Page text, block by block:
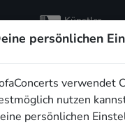
Künstler
entdecken
persönlichen
verwendet
nutzen
persönlichen